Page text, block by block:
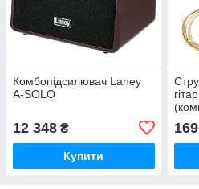
Комбопідсилювач Laney
A-SOLO
12 348 ₴
Купити
169